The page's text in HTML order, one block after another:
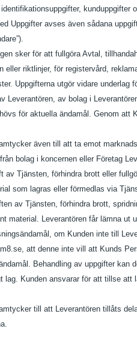
kunduppgifter
Uppgifter avses även sådana
sker för att fullgöra Avtal,
eller riktlinjer, för registervård,
Uppgifterna utgör vidare
Leverantören, av bolag i
för aktuella ändamål. Genom att
även till att ta emot
bolag i koncernen eller Företag
av Tjänsten, förhindra brott eller
som lagras eller förmedlas via
av Tjänsten, förhindra brott,
material. Leverantören får lämna ut
om Kunden inte till
att denne inte vill att Kunds
Behandling av uppgifter kan
lag. Kunden ansvarar för att tillse att
till att Leverantören tillåts